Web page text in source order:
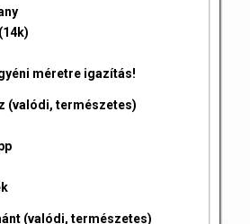
méretre igazítás!
(valódi, természetes)
(valódi, természetes)